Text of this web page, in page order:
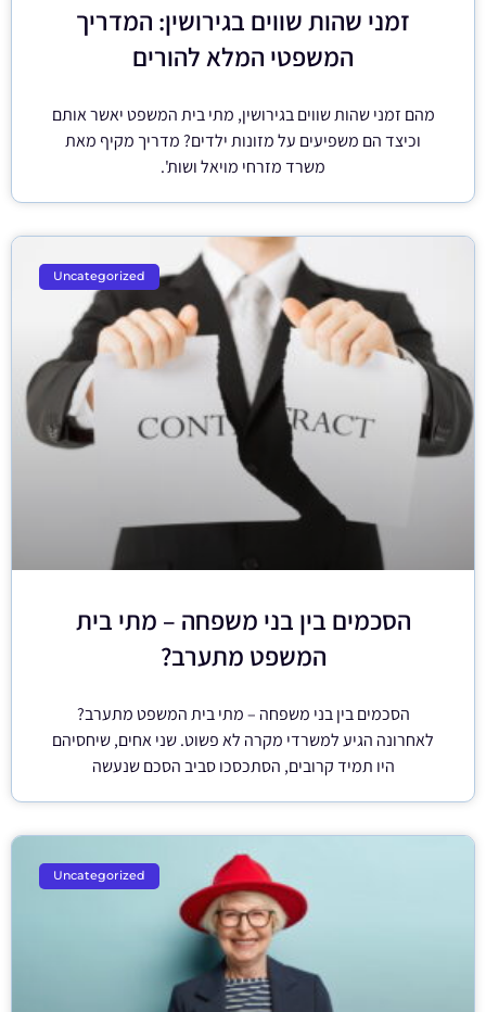
זמני שהות שווים בגירושין: המדריך
המשפטי המלא להורים
מהם זמני שהות שווים בגירושין, מתי בית המשפט יאשר אותם
וכיצד הם משפיעים על מזונות ילדים? מדריך מקיף מאת
משרד מזרחי מויאל ושות'.
Uncategorized
הסכמים בין בני משפחה – מתי בית
המשפט מתערב?
הסכמים בין בני משפחה – מתי בית המשפט מתערב?
לאחרונה הגיע למשרדי מקרה לא פשוט. שני אחים, שיחסיהם
היו תמיד קרובים, הסתכסכו סביב הסכם שנעשה
Uncategorized